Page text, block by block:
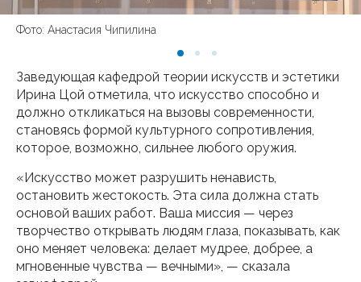
Фото: Анастасия Чипилина
Заведующая кафедрой теории искусств и эстетики
Ирина Цой отметила, что искусство способно и
должно откликаться на вызовы современности,
становясь формой культурного сопротивления,
которое, возможно, сильнее любого оружия.
«Искусство может разрушить ненависть,
остановить жестокость. Эта сила должна стать
основой ваших работ. Ваша миссия — через
творчество открывать людям глаза, показывать, как
оно меняет человека: делает мудрее, добрее, а
мгновенные чувства — вечными», — сказала